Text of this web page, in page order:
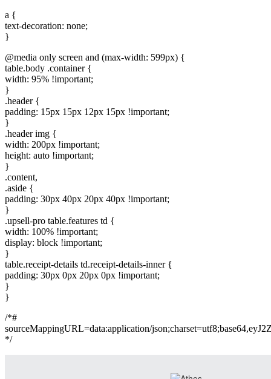
a {
text-decoration: none;
}
@media only screen and (max-width: 599px) {
table.body .container {
width: 95% !important;
}
.header {
padding: 15px 15px 12px 15px !important;
}
.header img {
width: 200px !important;
height: auto !important;
}
.content,
.aside {
padding: 30px 40px 20px 40px !important;
}
.upsell-pro table.features td {
width: 100% !important;
display: block !important;
}
table.receipt-details td.receipt-details-inner {
padding: 30px 0px 20px 0px !important;
}
}
/*#
sourceMappingURL=data:application/
*/